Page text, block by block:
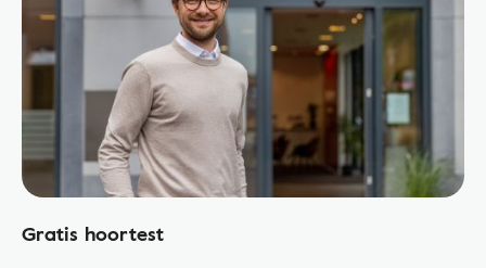
Gratis hoortest